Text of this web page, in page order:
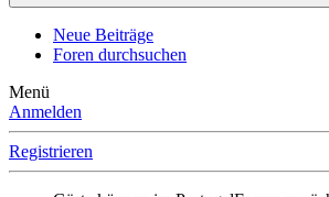
Neue Beiträge
Foren durchsuchen
Menü
Anmelden
Registrieren